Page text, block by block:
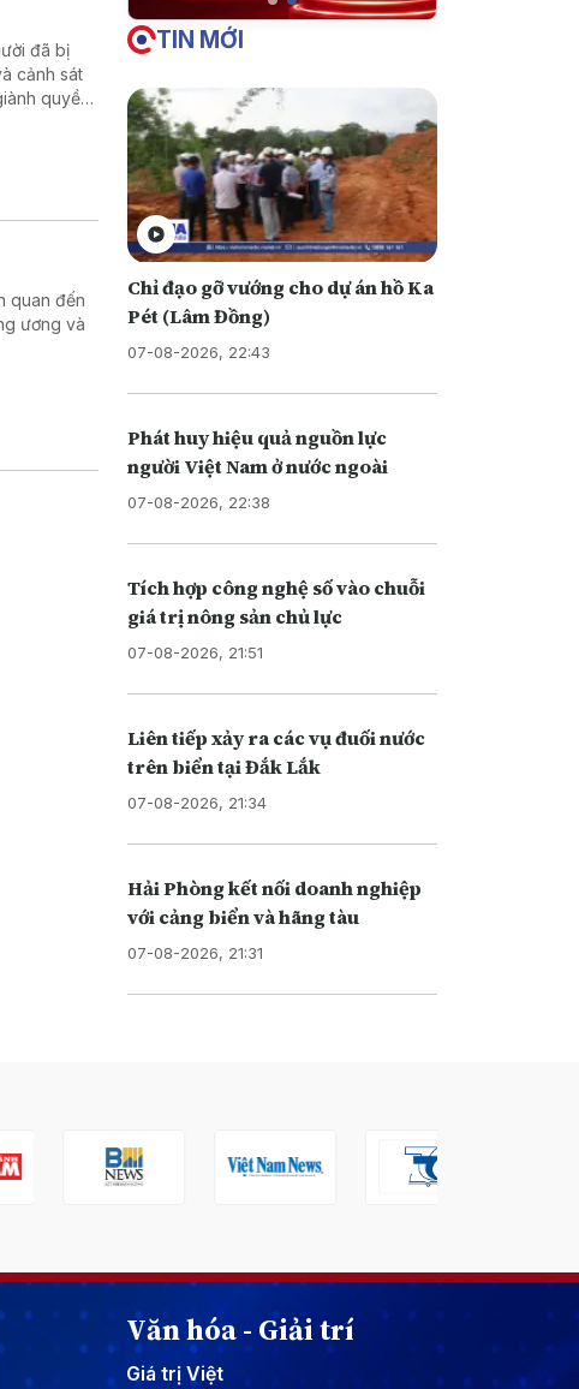
đã bị
cảnh sát
quyền
quan đến
ương và
TIN MỚI
Chỉ đạo gỡ vướng cho dự án hồ Ka
Pét (Lâm Đồng)
07-08-2026, 22:43
Phát huy hiệu quả nguồn lực
người Việt Nam ở nước ngoài
07-08-2026, 22:38
Tích hợp công nghệ số vào chuỗi
giá trị nông sản chủ lực
07-08-2026, 21:51
Liên tiếp xảy ra các vụ đuối nước
trên biển tại Đắk Lắk
07-08-2026, 21:34
Hải Phòng kết nối doanh nghiệp
với cảng biển và hãng tàu
07-08-2026, 21:31
Văn hóa - Giải trí
Giá trị Việt